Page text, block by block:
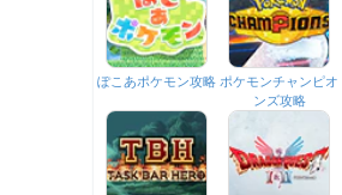
ぽこあポケモン攻略 ポケモンチャンピオ
ンズ攻略